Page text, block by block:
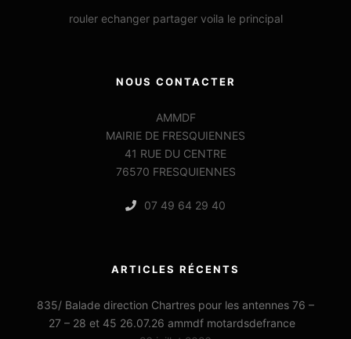
rouler echanger partager voila le principal
NOUS CONTACTER
AMMDF
MAIRIE DE FRESQUIENNES
41 RUE DU CENTRE
76570 FRESQUIENNES
07 49 64 29 40
ARTICLES RÉCENTS
835/ Balade direction Chartres pour les antennes 76 –
27 – 28 et 45 26.07.26 ammdf motardsdefrance